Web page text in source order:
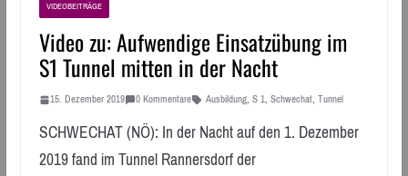
VIDEOBEITRÄGE
Video zu: Aufwendige Einsatzübung im
S1 Tunnel mitten in der Nacht
15. Dezember 2019 0 Kommentare Ausbildung, S 1, Schwechat, Tunnel
SCHWECHAT (NÖ): In der Nacht auf den 1. Dezember
2019 fand im Tunnel Rannersdorf der